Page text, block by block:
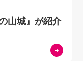
山城』が紹介